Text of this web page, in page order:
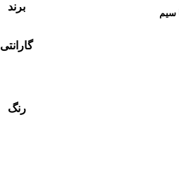
سیم برند
گارانتی
رنگ